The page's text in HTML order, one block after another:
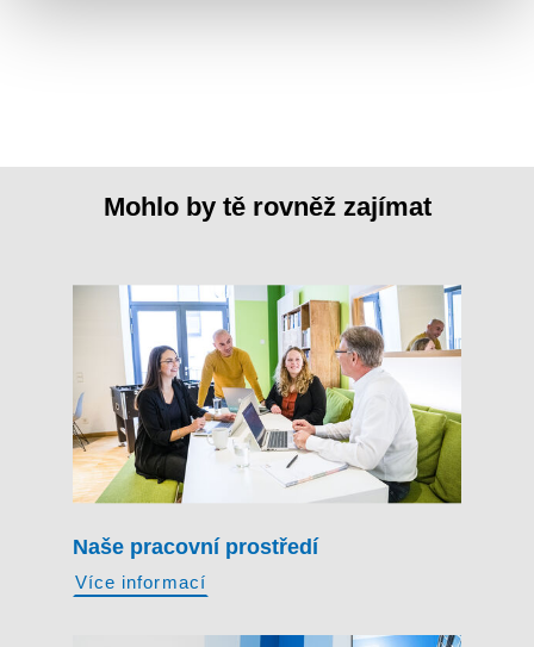
Mohlo by tě rovněž zajímat
Naše pracovní prostředí
Více informací